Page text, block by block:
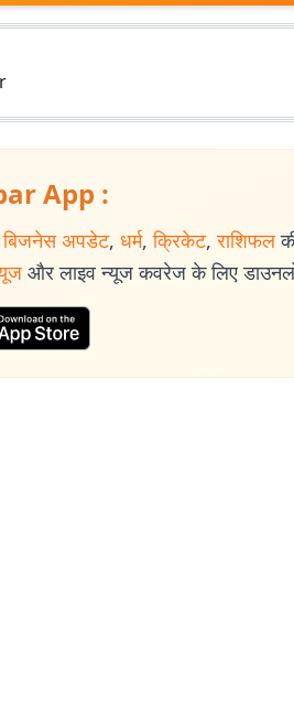
App :
बिजनेस अपडेट, धर्म, क्रिकेट, राशिफल
और लाइव न्यूज कवरेज के लिए